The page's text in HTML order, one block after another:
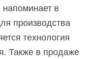
в
производства
технология
Также в продаже